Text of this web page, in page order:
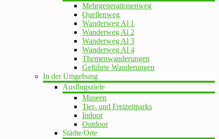
Mehrgenerationenweg
Quellenweg
Wanderweg Al 1
Wanderweg Al 2
Wanderweg Al 3
Wanderweg Al 4
Themenwanderungen
Geführte Wanderungen
In der Umgebung
Ausflugsziele
Museen
Tier- und Freizeitparks
Indoor
Outdoor
Städte/Orte